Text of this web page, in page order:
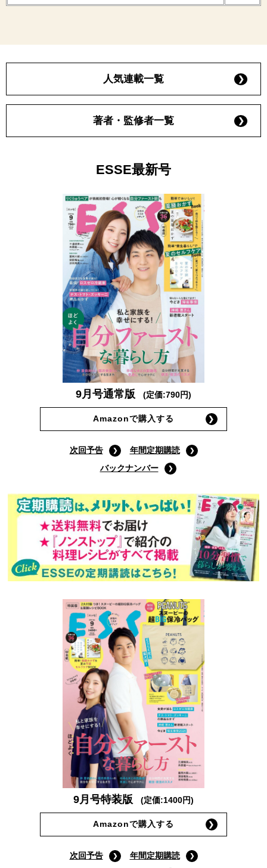
人気連載一覧
著者・監修者一覧
ESSE最新号
9月号通常版 (定価:790円)
Amazonで購入する
次回予告
年間定期購読
バックナンバー
9月号特装版 (定価:1400円)
Amazonで購入する
次回予告
年間定期購読